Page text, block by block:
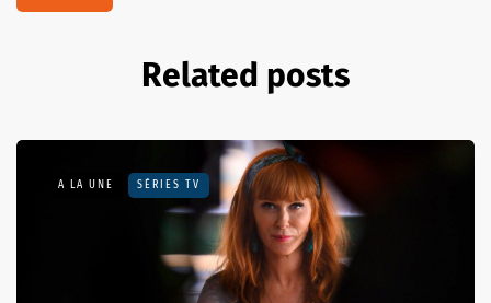
Related posts
A LA UNE SÉRIES TV